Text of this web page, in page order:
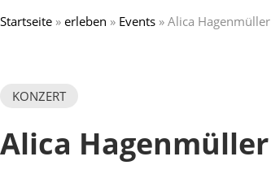
Startseite » erleben » Events » Alica Hagenmüller
KONZERT
Alica Hagenmüller